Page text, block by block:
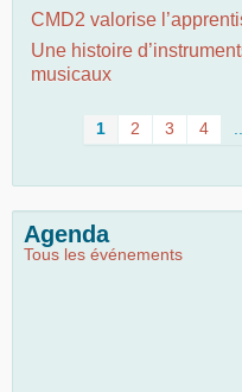
CMD2 valorise
Une histoire
musicaux
1 2 3 4
Agenda
Tous les événements